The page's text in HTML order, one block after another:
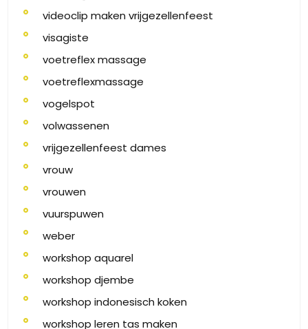
videoclip maken vrijgezellenfeest
visagiste
voetreflex massage
voetreflexmassage
vogelspot
volwassenen
vrijgezellenfeest dames
vrouw
vrouwen
vuurspuwen
weber
workshop aquarel
workshop djembe
workshop indonesisch koken
workshop leren tas maken